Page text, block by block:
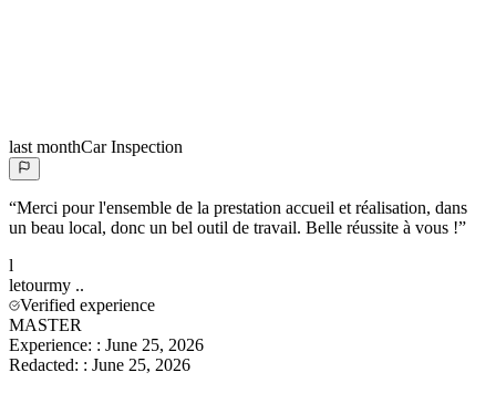
last monthCar Inspection
“Merci pour l'ensemble de la prestation accueil et réalisation, dans
un beau local, donc un bel outil de travail. Belle réussite à vous !”
l
letourmy ..
Verified experience
MASTER
Experience: : June 25, 2026
Redacted: : June 25, 2026